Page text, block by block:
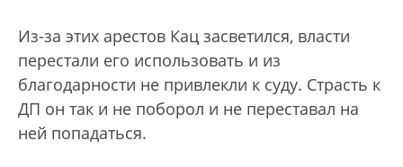
Из-за этих арестов Кац засветился, власти
перестали его использовать и из
благодарности не привлекли к суду. Страсть к
ДП он так и не поборол и не переставал на
ней попадаться.